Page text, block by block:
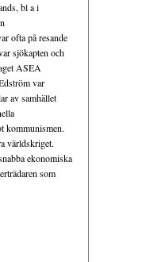
bl a i
ofta på resande
sjökapten och
ASEA
var
av samhället
kommunismen.
världskriget.
ekonomiska
som